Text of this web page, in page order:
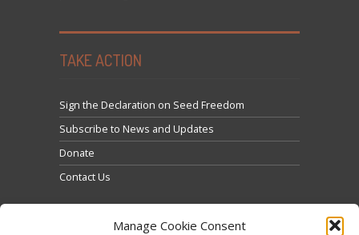
Manage Cookie Consent
TAKE ACTION
Sign the Declaration on Seed Freedom
Subscribe to News and Updates
Donate
Contact Us